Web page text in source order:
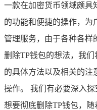
一款在加密货币领域颇具
的功能和便捷的操作，为
管理服务，由于各种各样
删除TP钱包的想法，我
的具体方法以及相关的注
操作。 我们有必要深入
想要彻底删除TP钱包，